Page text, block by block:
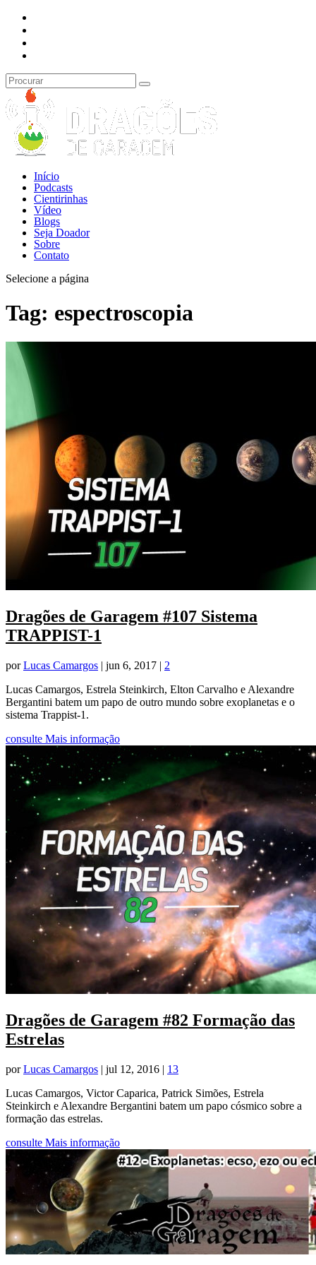
Início
Podcasts
Cientirinhas
Vídeo
Blogs
Seja Doador
Sobre
Contato
Selecione a página
Tag: espectroscopia
Dragões de Garagem #107 Sistema
TRAPPIST-1
porLucas Camargos | jun 6, 2017 | 2
Lucas Camargos, Estrela Steinkirch, Elton Carvalho e Alexandre
Bergantini batem um papo de outro mundo sobre exoplanetas e o
sistema Trappist-1.
consulte Mais informação
Dragões de Garagem #82 Formação das
Estrelas
porLucas Camargos | jul 12, 2016 | 13
Lucas Camargos, Victor Caparica, Patrick Simões, Estrela
Steinkirch e Alexandre Bergantini batem um papo cósmico sobre a
formação das estrelas.
consulte Mais informação